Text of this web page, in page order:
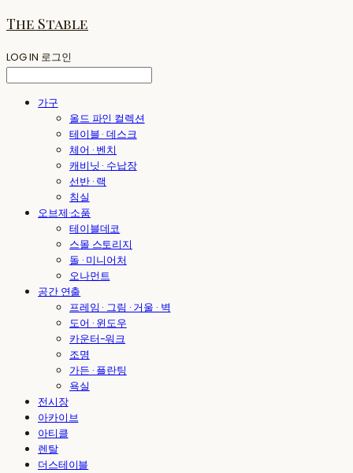
The Stable
LOG IN 로그인
가구
올드 파인 컬렉션
테이블 · 데스크
체어 · 벤치
캐비닛 · 수납장
선반 · 랙
침실
오브제·소품
테이블데코
스몰 스토리지
돌 · 미니어처
오나먼트
공간 연출
프레임 · 그림 · 거울 · 벽
도어 · 윈도우
카운터-워크
조명
가든 · 플란팅
욕실
전시장
아카이브
아티클
렌탈
더스테이블